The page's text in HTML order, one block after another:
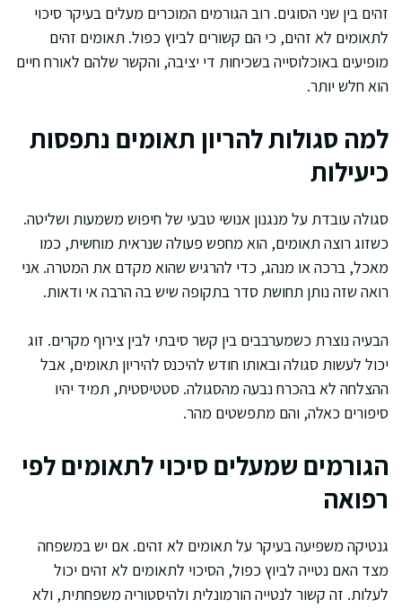
זהים בין שני הסוגים. רוב הגורמים המוכרים מעלים בעיקר סיכוי
לתאומים לא זהים, כי הם קשורים לביוץ כפול. תאומים זהים
מופיעים באוכלוסייה בשכיחות די יציבה, והקשר שלהם לאורח חיים
הוא חלש יותר.
למה סגולות להריון תאומים נתפסות
כיעילות
סגולה עובדת על מנגנון אנושי טבעי של חיפוש משמעות ושליטה.
כשזוג רוצה תאומים, הוא מחפש פעולה שנראית מוחשית, כמו
מאכל, ברכה או מנהג, כדי להרגיש שהוא מקדם את המטרה. אני
רואה שזה נותן תחושת סדר בתקופה שיש בה הרבה אי ודאות.
הבעיה נוצרת כשמערבבים בין קשר סיבתי לבין צירוף מקרים. זוג
יכול לעשות סגולה ובאותו חודש להיכנס להיריון תאומים, אבל
ההצלחה לא בהכרח נבעה מהסגולה. סטטיסטית, תמיד יהיו
סיפורים כאלה, והם מתפשטים מהר.
הגורמים שמעלים סיכוי לתאומים לפי
רפואה
גנטיקה משפיעה בעיקר על תאומים לא זהים. אם יש במשפחה
מצד האם נטייה לביוץ כפול, הסיכוי לתאומים לא זהים יכול
לעלות. זה קשור לנטייה הורמונלית ולהיסטוריה משפחתית, ולא